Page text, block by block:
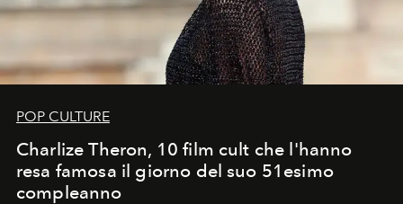
POP CULTURE
Charlize Theron, 10 film cult che l'hanno
resa famosa il giorno del suo 51esimo
compleanno